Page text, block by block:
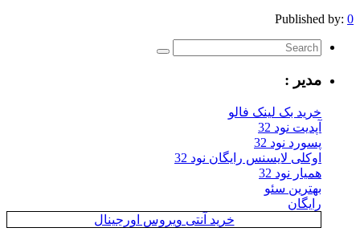
Published by: 0
مدیر :
خرید بک لینک فالو
آپدیت نود 32
پسورد نود 32
اوکلی لایسنس رایگان نود 32
همیار نود 32
بهترین سئو
رایگان
خرید آنتی ویروس اورجینال